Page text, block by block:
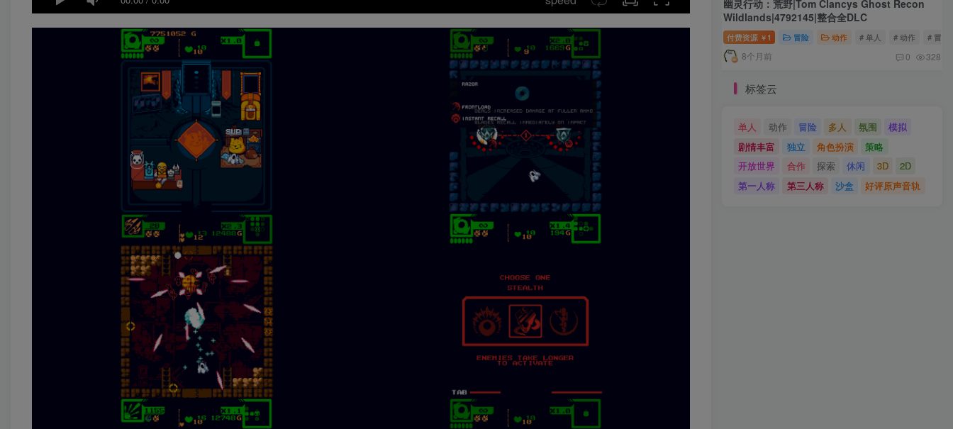
幽灵行动：荒野|Tom Clancys Ghost Recon
Wildlands|4792145|整合全DLC
付费资源 ￥ 1 冒险 动作 # 单人 # 动作 # 冒险
8个月前 0 328
标签云
单人 动作 冒险 多人 氛围
模拟
剧情丰富
独立 角色扮演
策略
开放世界
合作 探索 休闲 3D
2D
第一人称
第三人称 沙盒 好评原声音轨